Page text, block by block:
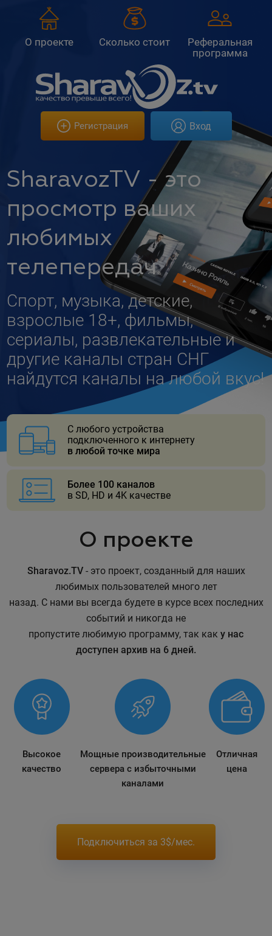
О проекте Сколько стоит
Реферальная
программа
Регистрация Вход
SharavozTV - это
просмотр ваших
любимых
телепередач
Спорт, музыка, детские,
взрослые 18+, фильмы,
сериалы, развлекательные и
другие каналы стран СНГ
найдутся каналы на любой вкус!
С любого устройства
подключенного к интернету
в любой точке мира
Более 100 каналов
в SD, HD и 4K качестве
О проекте
Sharavoz.TV- это проект, созданный для наших
любимых пользователей много лет
назад. С нами вы всегда будете в курсе всех последних
событий и никогда не
пропустите любимую программу, так как у нас
доступен архив на 6 дней.
Высокое
качество
Мощные производительные
сервера с избыточными
каналами
Отличная
цена
Подключиться за 3$/мес.